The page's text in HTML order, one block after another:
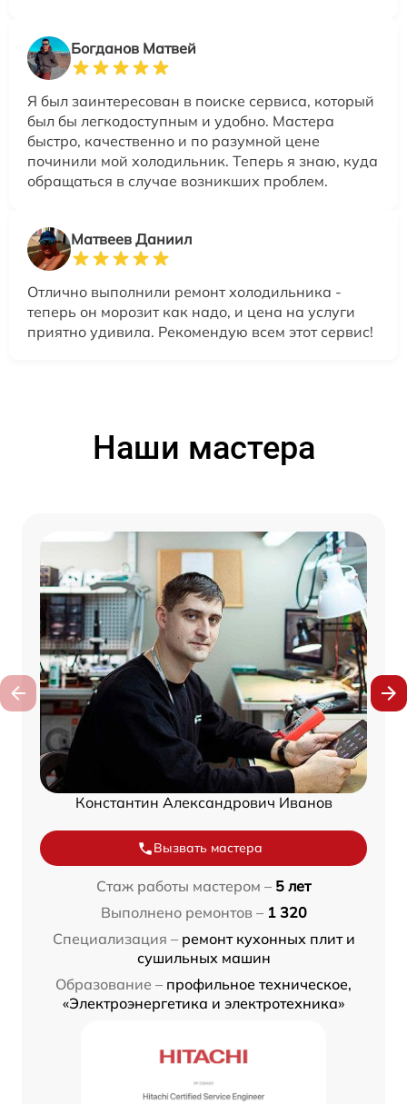
Богданов Матвей
Я был заинтересован в поиске сервиса, который
был бы легкодоступным и удобно. Мастера
быстро, качественно и по разумной цене
починили мой холодильник. Теперь я знаю, куда
обращаться в случае возникших проблем.
Матвеев Даниил
Отлично выполнили ремонт холодильника -
теперь он морозит как надо, и цена на услуги
приятно удивила. Рекомендую всем этот сервис!
Наши мастера
Константин Александрович Иванов
Вызвать мастера
Стаж работы мастером – 5 лет
Выполнено ремонтов – 1 320
Специализация – ремонт кухонных плит и
сушильных машин
Образование – профильное техническое,
«Электроэнергетика и электротехника»